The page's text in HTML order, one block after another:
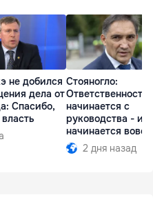
не добился
дела от
Спасибо,
Стояногло:
Ответственность
начинается с
руководства -
начинается вовсе
2 дня назад